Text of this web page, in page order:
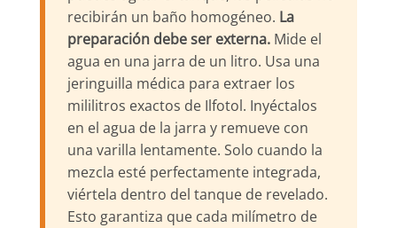
recibirán un baño homogéneo. La
preparación debe ser externa. Mide el
agua en una jarra de un litro. Usa una
jeringuilla médica para extraer los
mililitros exactos de Ilfotol. Inyéctalos
en el agua de la jarra y remueve con
una varilla lentamente. Solo cuando la
mezcla esté perfectamente integrada,
viértela dentro del tanque de revelado.
Esto garantiza que cada milímetro de